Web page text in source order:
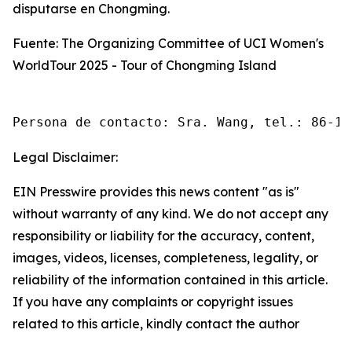
disputarse en Chongming.
Fuente: The Organizing Committee of UCI Women's
WorldTour 2025 - Tour of Chongming Island
Persona de contacto: Sra. Wang, tel.: 86-10-
Legal Disclaimer:
EIN Presswire provides this news content "as is"
without warranty of any kind. We do not accept any
responsibility or liability for the accuracy, content,
images, videos, licenses, completeness, legality, or
reliability of the information contained in this article.
If you have any complaints or copyright issues
related to this article, kindly contact the author